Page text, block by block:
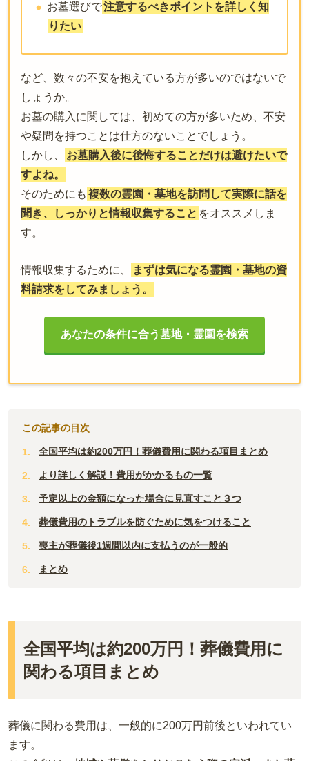
お墓選びで注意するべきポイントを詳しく知
りたい
など、数々の不安を抱えている方が多いのではないで
しょうか。
お墓の購入に関しては、初めての方が多いため、不安
や疑問を持つことは仕方のないことでしょう。
しかし、
お墓購入後に後悔することだけは避けたいで
すよね。
そのためにも 複数の霊園・墓地を訪問して実際に話を
聞き、しっかりと情報収集すること をオススメしま
す。
情報収集するために、
まずは気になる霊園・墓地の資
料請求をしてみましょう。
あなたの条件に合う墓地・霊園を検索
この記事の目次
全国平均は約200万円！葬儀費用に関わる項目まとめ
より詳しく解説！費用がかかるもの一覧
予定以上の金額になった場合に見直すこと３つ
葬儀費用のトラブルを防ぐために気をつけること
喪主が葬儀後1週間以内に支払うのが一般的
まとめ
全国平均は約200万円！葬儀費用に
関わる項目まとめ
葬儀に関わる費用は、一般的に200万円前後といわれてい
ます。